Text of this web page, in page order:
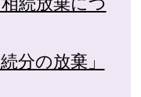
分の放棄」